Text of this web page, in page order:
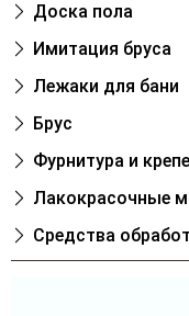
Доска пола
Имитация бруса
Лежаки для бани
Брус
Фурнитура и
Лакокрасочные
Cредства